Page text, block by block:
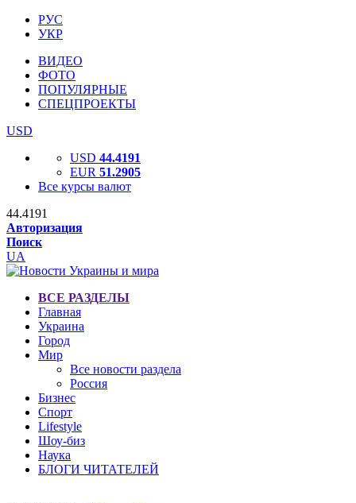
РУС
УКР
ВИДЕО
ФОТО
ПОПУЛЯРНЫЕ
СПЕЦПРОЕКТЫ
USD
USD 44.4191
EUR 51.2905
Все курсы валют
44.4191
Авторизация
Поиск
UA
ВСЕ РАЗДЕЛЫ
Главная
Украина
Город
Мир
Все новости раздела
Россия
Бизнес
Спорт
Lifestyle
Шоу-биз
Наука
БЛОГИ ЧИТАТЕЛЕЙ